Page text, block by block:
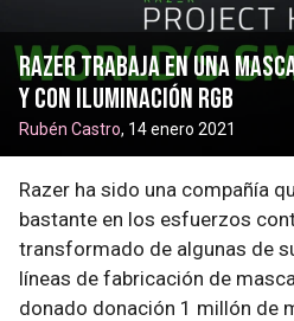
Razer trabaja en una
y con iluminación RGB
Rubén Castro, 14 enero 2021
Razer ha sido una compañía
bastante en los esfuerzos
transformado de algunas de
líneas de fabricación de
donado donación 1 millón de